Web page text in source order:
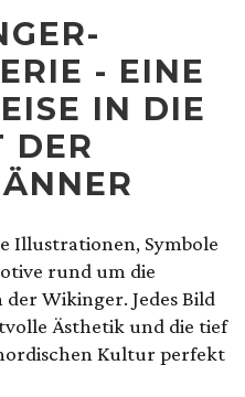
- EINE
IN DIE
DER
Illustrationen, Symbole
rund um die
Wikinger. Jedes Bild
Ästhetik und die tief
Kultur perfekt